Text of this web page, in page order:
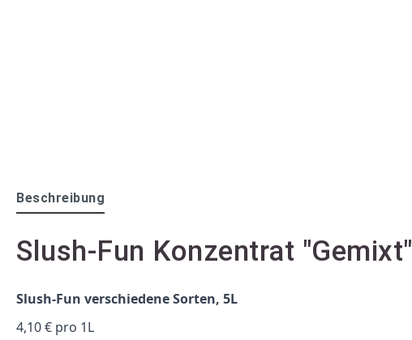
Beschreibung
Slush-Fun Konzentrat "Gemixt"
Slush-Fun verschiedene Sorten, 5L
4,10 € pro 1L